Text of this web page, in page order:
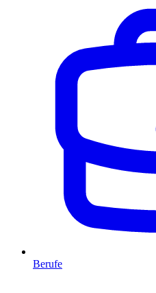
Berufe